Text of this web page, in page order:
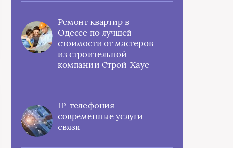
Ремонт квартир в
Одессе по лучшей
стоимости от мастеров
из строительной
компании Строй-Хаус
IP-телефония —
современные услуги
связи